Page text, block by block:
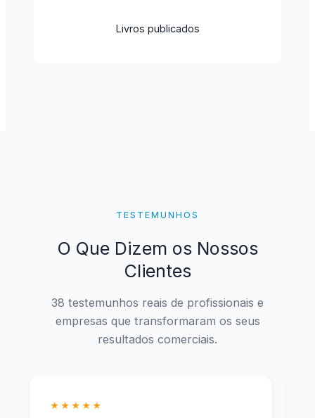
Livros publicados
TESTEMUNHOS
O Que Dizem os Nossos
Clientes
38 testemunhos reais de profissionais e
empresas que transformaram os seus
resultados comerciais.
★★★★★